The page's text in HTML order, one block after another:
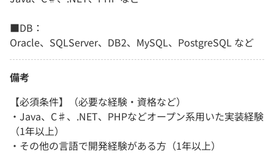
■DB：
Oracle、SQLServer、DB2、MySQL、PostgreSQL など
備考
【必須条件】（必要な経験・資格など）
・Java、C♯、.NET、PHPなどオープン系用いた実装経験
（1年以上）
・その他の言語で開発経験がある方（1年以上）